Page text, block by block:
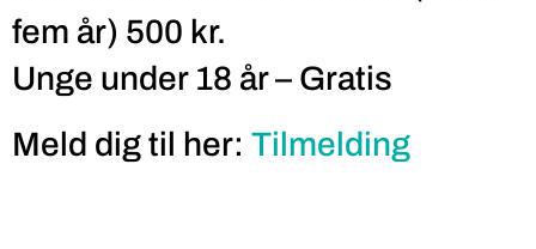
fem år) 500 kr.
Unge under 18 år – Gratis
Meld dig til her: Tilmelding